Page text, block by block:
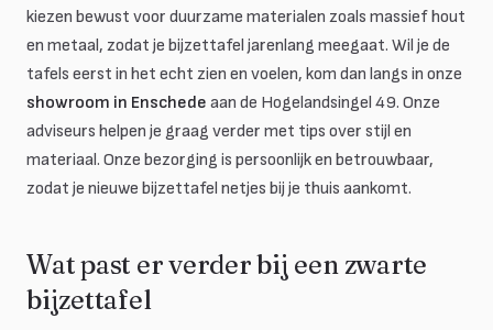
kiezen bewust voor duurzame materialen zoals massief hout
en metaal, zodat je bijzettafel jarenlang meegaat. Wil je de
tafels eerst in het echt zien en voelen, kom dan langs in onze
showroom in Enschede aan de Hogelandsingel 49. Onze
adviseurs helpen je graag verder met tips over stijl en
materiaal. Onze bezorging is persoonlijk en betrouwbaar,
zodat je nieuwe bijzettafel netjes bij je thuis aankomt.
Wat past er verder bij een zwarte
bijzettafel